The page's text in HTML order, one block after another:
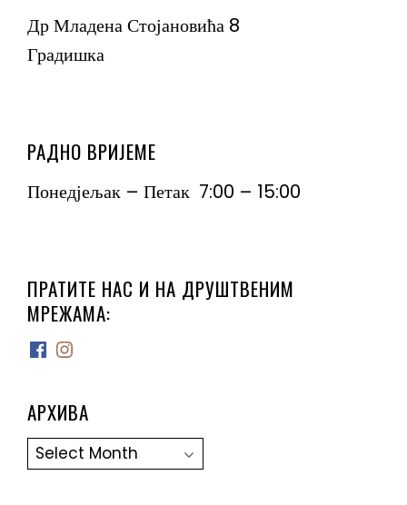
Др Младена Стојановића 8
Градишка
РАДНО ВРИЈЕМЕ
Понедјељак – Петак 7:00 – 15:00
ПРАТИТЕ НАС И НА ДРУШТВЕНИМ
МРЕЖАМА:
Facebook
Instagram
АРХИВА
Архива